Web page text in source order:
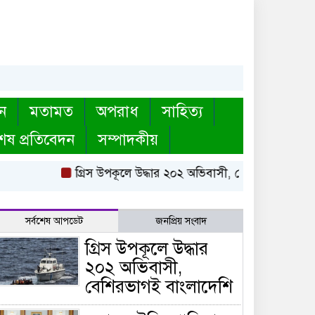
মতামত অপরাধ
সাহিত্য
প্রতিবেদন
সম্পাদকীয়
গ্রিস উপকূলে উদ্ধার ২০২ অভিবাসী, বেশিরভাগই বাংলাদেশি
সর্বশেষ আপডেট জনপ্রিয় সংবাদ
গ্রিস উপকূলে উদ্ধার
২০২ অভিবাসী,
বেশিরভাগই বাংলাদেশি